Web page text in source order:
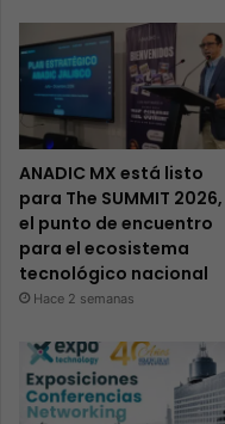
ANADIC MX está listo
para The SUMMIT 2026,
el punto de encuentro
para el ecosistema
tecnológico nacional
Hace 2 semanas